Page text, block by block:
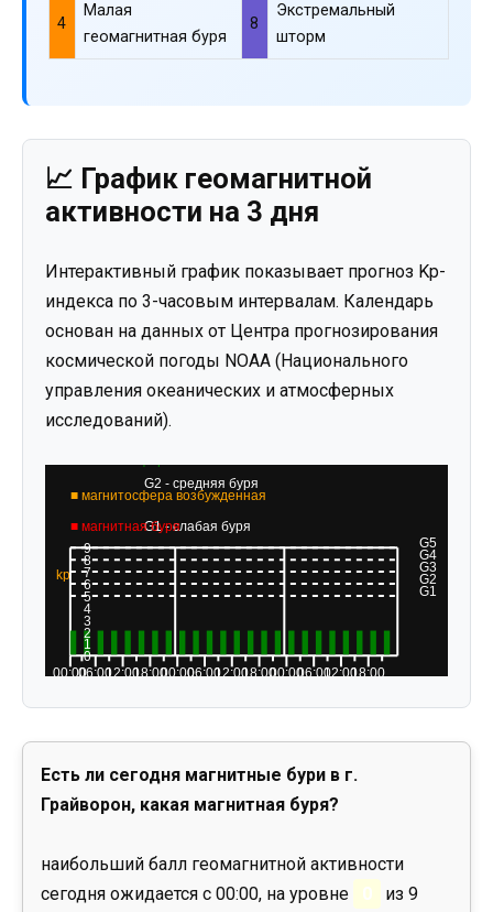
4
Малая
геомагнитная буря
8
Экстремальный
шторм
📈 График геомагнитной
активности на 3 дня
Интерактивный график показывает прогноз Kp-
индекса по 3-часовым интервалам. Календарь
основан на данных от Центра прогнозирования
космической погоды NOAA (Национального
управления океанических и атмосферных
исследований).
Есть ли сегодня магнитные бури в г.
Грайворон, какая магнитная буря?
наибольший балл геомагнитной активности
сегодня ожидается с 00:00, на уровне
0
из 9